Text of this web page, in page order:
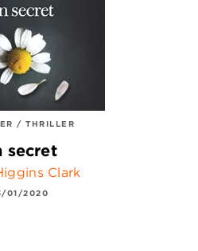
/ THRILLER
secret
Clark
01/2020